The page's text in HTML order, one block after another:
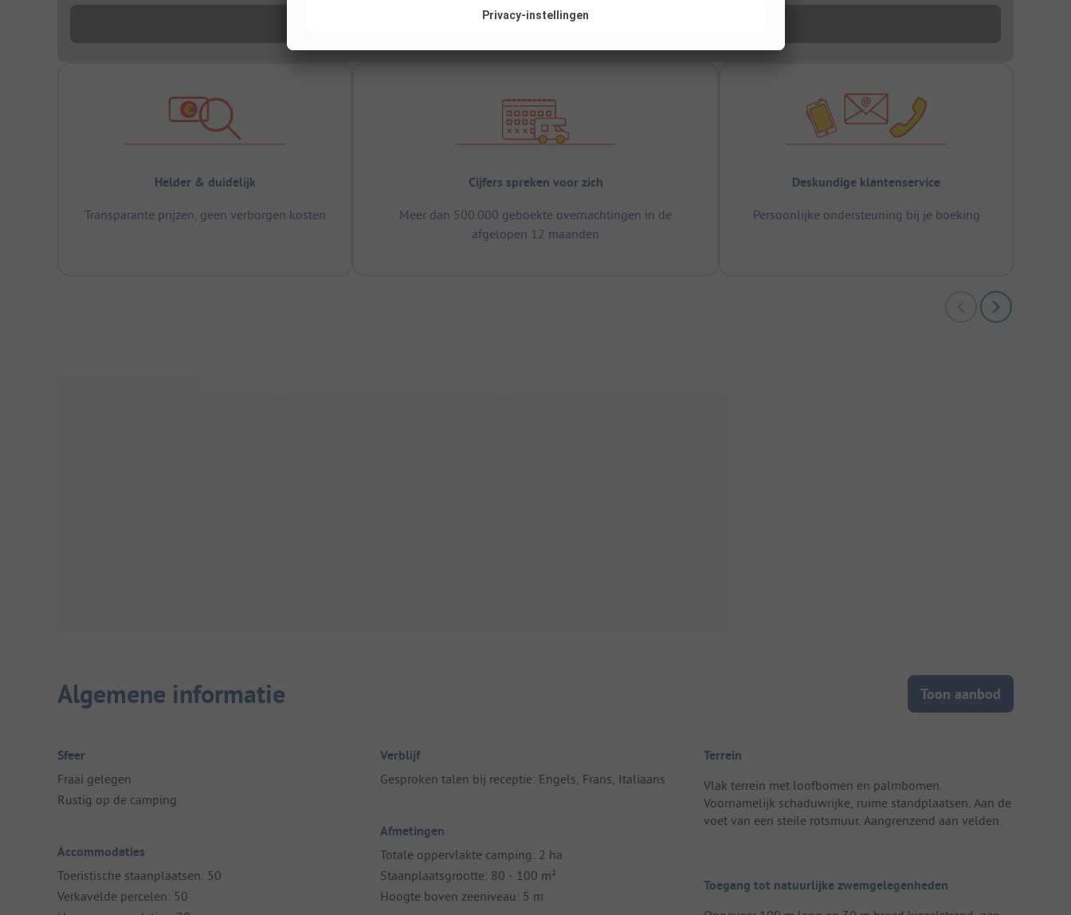
Helder & duidelijk
Transparante prijzen, geen verborgen kosten
Cijfers spreken voor zich
Meer dan 500.000 geboekte overnachtingen in de
afgelopen 12 maanden
Deskundige klantenservice
Persoonlijke ondersteuning bij je boeking
Algemene informatie Toon aanbod
Sfeer
Fraai gelegen
Rustig op de camping
Accommodaties
Toeristische staanplaatsen: 50
Verkavelde percelen: 50
Verblijf
Gesproken talen bij receptie: Engels, Frans, Italiaans
Afmetingen
Totale oppervlakte camping: 2 ha
Staanplaatsgrootte: 80 - 100 m²
Hoogte boven zeeniveau: 5 m
Terrein
Vlak terrein met loofbomen en palmbomen.
Voornamelijk schaduwrijke, ruime standplaatsen. Aan de
voet van een steile rotsmuur. Aangrenzend aan velden.
Toegang tot natuurlijke zwemgelegenheden